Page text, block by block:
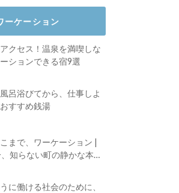
ーケーション
クセス！温泉を満喫しな
ションできる宿9選
呂浴びてから、仕事しよ
すすめ銭湯
まで、ワーケーション |
知らない町の静かな本屋
に働ける社会のために、